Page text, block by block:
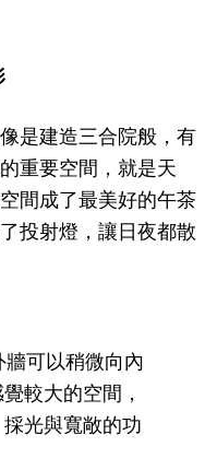
是建造三合院般，有
重要空間，就是天
間成了最美好的午茶
投射燈，讓日夜都散
可以稍微向內
較大的空間，
光與寬敞的功